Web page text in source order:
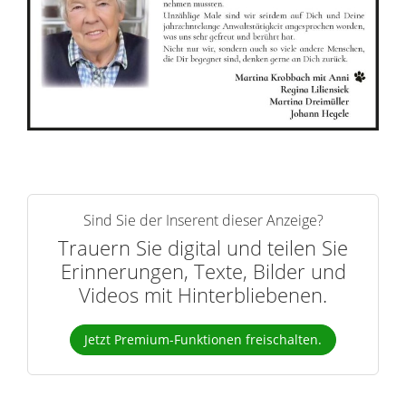
n
e
r
Sind Sie der Inserent dieser Anzeige?
Trauern Sie digital und teilen Sie
Erinnerungen, Texte, Bilder und
Videos mit Hinterbliebenen.
Jetzt Premium-Funktionen freischalten.